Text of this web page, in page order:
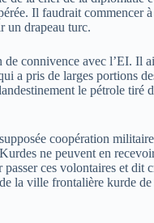
Il faudrait commencer
un drapeau turc.
connivence avec l’EI. Il
a pris de larges portions
le pétrole tiré
coopération
ne peuvent en
ces volontaires et dit
la ville frontalière kurde